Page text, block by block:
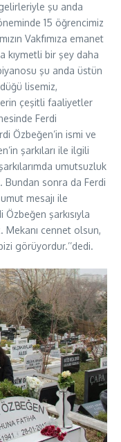
şu anda
15 öğrencimiz
Vakfımıza emanet
kıymetli bir şey daha
şu anda üstün
lisemiz,
çeşitli faaliyetler
Ferdi
Özbeğen’in ismi ve
şarkıları ile ilgili
umutsuzluk
Bundan sonra da Ferdi
mesajı ile
şarkısıyla
Mekanı cennet olsun,
görüyordur.’’dedi.